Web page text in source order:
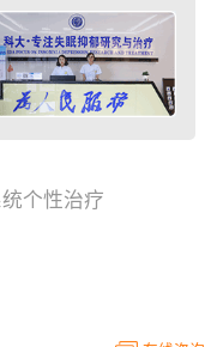
个性治疗